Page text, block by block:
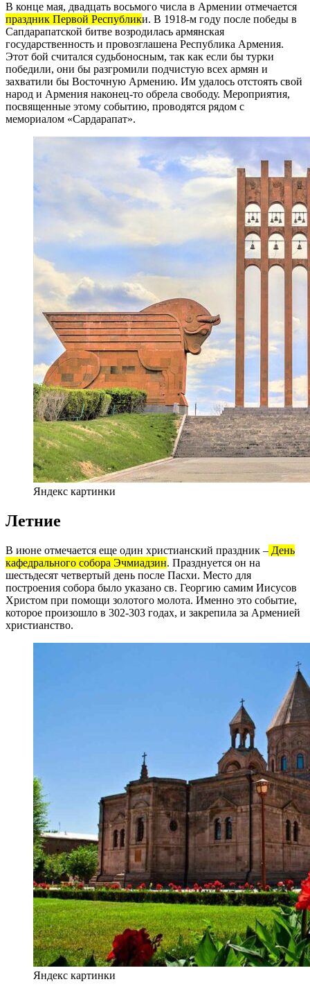
В конце мая, двадцать восьмого числа в Армении отмечается
праздник Первой Республики. В 1918-м году после победы в
Сапдарапатской битве возродилась армянская
государственность и провозглашена Республика Армения.
Этот бой считался судьбоносным, так как если бы турки
победили, они бы разгромили подчистую всех армян и
захватили бы Восточную Армению. Им удалось отстоять свой
народ и Армения наконец-то обрела свободу. Мероприятия,
посвященные этому событию, проводятся рядом с
мемориалом «Сардарапат».
Яндекс картинки
Летние
В июне отмечается еще один христианский праздник – День
кафедрального собора Эчмиадзин. Празднуется он на
шестьдесят четвертый день после Пасхи. Место для
построения собора было указано св. Георгию самим Иисусов
Христом при помощи золотого молота. Именно это событие,
которое произошло в 302-303 годах, и закрепила за Арменией
христианство.
Яндекс картинки